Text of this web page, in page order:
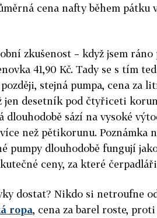
cena nafty během pátku
zkušenost – když jsem ráno
41,90 Kč. Tady se s tím
stejná pumpa, cena za
jen desetník pod čtyřiceti
sází na vysoké
než pětikorunu. Poznámka
pumpy dlouhodobě fungují
ceny, za které
dostat? Nikdo si netroufne
ropa, cena za barel roste,